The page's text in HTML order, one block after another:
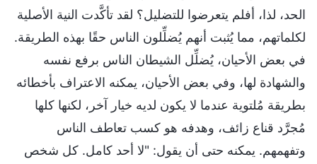
الحد، لذا، أفلم يتعرضوا للتضليل؟ لقد تأكَّدت النية الأصلية
لكلماتهم، مما يُثبت أنهم يُضلِّلون الناس حقًا بهذه الطريقة.
في بعض الأحيان، يُضلِّل الشيطان الناس برفع نفسه
والشهادة لها، وفي بعض الأحيان، يمكنه الاعتراف بأخطائه
بطريقة مُلتوية عندما لا يكون لديه خيار آخر، لكنها كلها
مُجرَّد قناع زائف، وهدفه هو كسب تعاطف الناس
وتفهمهم. يمكنه حتى أن يقول: "لا أحد كامل. كل شخص